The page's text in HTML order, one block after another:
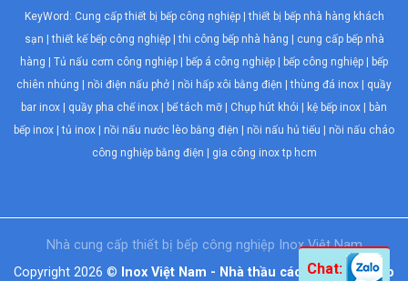
KeyWord: Cung cấp thiết bị bếp công nghiệp|thiết bị bếp nhà hàng khách
sạn |thiết kế bếp công nghiệp|thi công bếp nhà hàng
cung cấp bếp nhà
hàng
Tủ nấu cơm công nghiệp bếp á công nghiệp bếp công nghiệp | bếp
chiên nhúng | nồi điện nấu phở nồi hấp xôi bằng điện |thùng đá inox
quầy
bar inox
quầy pha chế inox bể tách mỡ Chụp hút khói | kệ bếp inox | bàn
bếp inox |tủ inox nồi nấu nước lèo bằng điện nồi nấu hủ tiếu
nồi nấu cháo
công nghiệp bằng điện | gia công inox tp hcm
Nhà cung cấp thiết bị bếp công nghiệp Inox Việt Nam
Copyright 2026 © Inox Việt Nam - Nhà thầu các hạng mục bếp
Chat: